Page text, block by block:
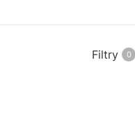
Filtry 0